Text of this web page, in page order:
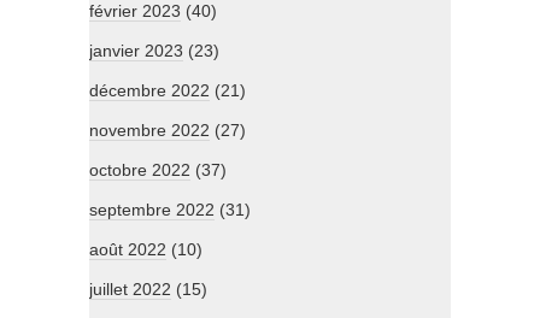
février 2023 (40)
janvier 2023 (23)
décembre 2022 (21)
novembre 2022 (27)
octobre 2022 (37)
septembre 2022 (31)
août 2022 (10)
juillet 2022 (15)